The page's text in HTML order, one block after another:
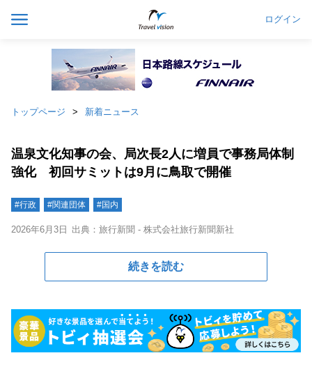
ログイン
トップページ 新着ニュース
温泉文化知事の会、局次長2人に増員で事務局体制
強化 初回サミットは9月に鳥取で開催
#行政 #関連団体 #国内
2026年6月3日 出典：旅行新聞 - 株式会社旅行新聞新社
続きを読む